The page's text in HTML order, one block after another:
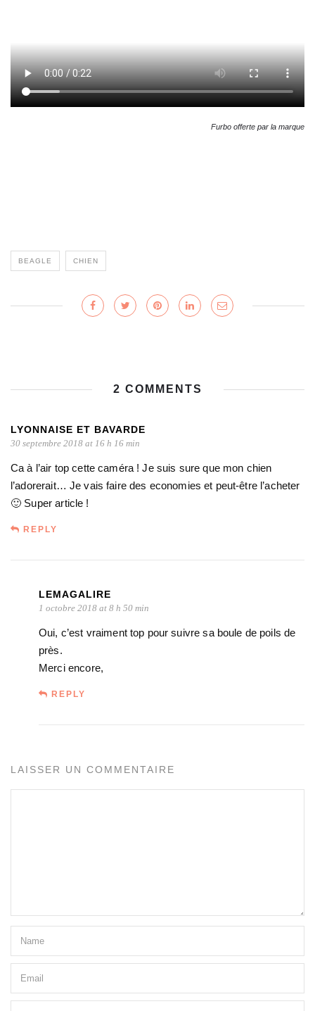
Furbo offerte par la marque
BEAGLE CHIEN
2 COMMENTS
LYONNAISE ET BAVARDE
30 septembre 2018 at 16 h 16 min
Ca à l’air top cette caméra ! Je suis sure que mon chien
l’adorerait… Je vais faire des economies et peut-être l’acheter
🙂 Super article !
REPLY
LEMAGALIRE
1 octobre 2018 at 8 h 50 min
Oui, c’est vraiment top pour suivre sa boule de poils de
près.
Merci encore,
REPLY
LAISSER UN COMMENTAIRE